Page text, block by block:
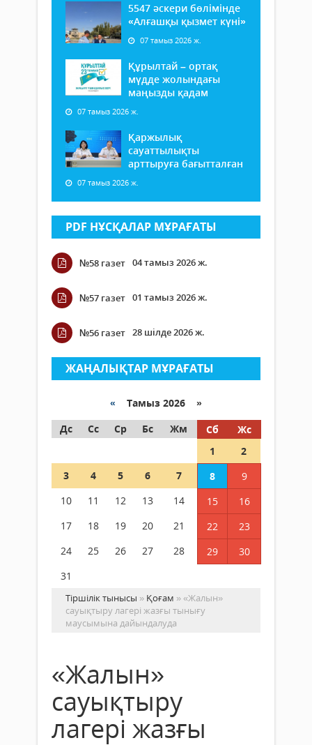
5547 әскери бөлімінде
«Алғашқы қызмет күні»
07 тамыз 2026 ж.
Құрылтай – ортақ
мүдде жолындағы
маңызды қадам
07 тамыз 2026 ж.
Қаржылық
сауаттылықты
арттыруға бағытталған
07 тамыз 2026 ж.
PDF НҰСҚАЛАР МҰРАҒАТЫ
№58 газет 04 тамыз 2026 ж.
№57 газет 01 тамыз 2026 ж.
№56 газет 28 шілде 2026 ж.
ЖАҢАЛЫҚТАР МҰРАҒАТЫ
« Тамыз 2026 »
Дс
Сс Ср Бс Жм Сб
Жс
1
2
3
4 5 6 7 8
9
10
11 12 13 14 15
16
17
18 19 20 21 22
23
24
25 26 27 28 29
30
31
Тіршілік тынысы » Қоғам » «Жалын»
сауықтыру лагері жазғы тынығу
маусымына дайындалуда
«Жалын»
сауықтыру
лагері жазғы